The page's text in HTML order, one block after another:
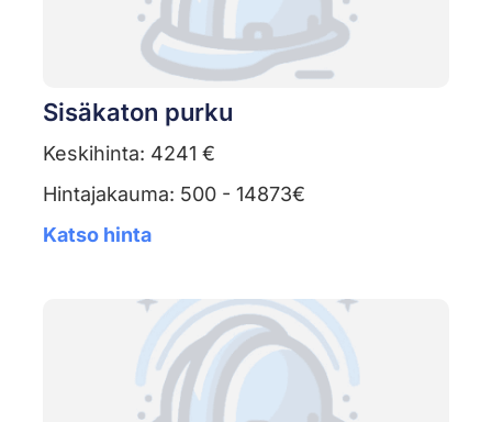
Sisäkaton purku
Keskihinta: 4241 €
Hintajakauma: 500 - 14873€
Katso hinta